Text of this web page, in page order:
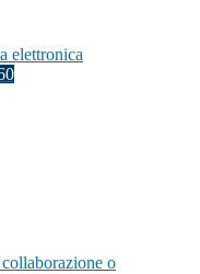
elettronica
o